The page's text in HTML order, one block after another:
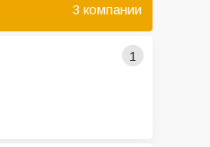
3 компании
1